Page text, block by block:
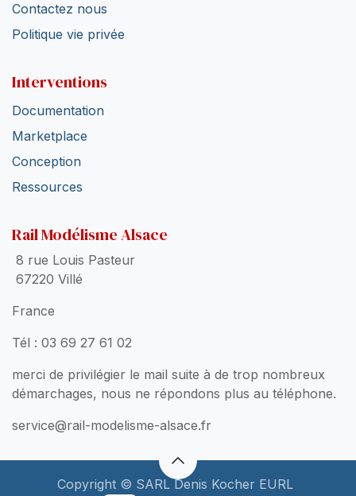
Contactez nous
Politique vie privée
Interventions
Documentation
Marketplace
Conception
Ressources
Rail Modélisme Alsace
8 rue Louis Pasteur
67220 Villé
France
Tél : 03 69 27 61 02
merci de privilégier le mail suite à de trop nombreux
démarchages, nous ne répondons plus au téléphone.
service@rail-modelisme-alsace.fr
Copyright © SARL Denis Kocher EURL